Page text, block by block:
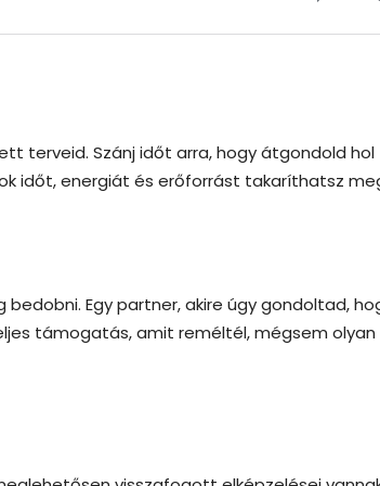
terveid. Szánj időt arra, hogy átgondold hol
időt, energiát és erőforrást takaríthatsz
Egy partner, akire úgy gondoltad,
támogatás, amit reméltél, mégsem olyan